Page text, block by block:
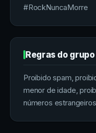
#RockNuncaMorre
Regras do grupo
Proibido spam,
menor de idade,
números